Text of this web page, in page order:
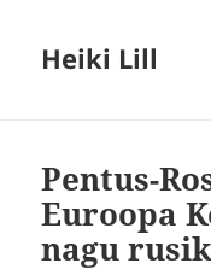
Heiki Lill
Pentus-
Euroopa
nagu